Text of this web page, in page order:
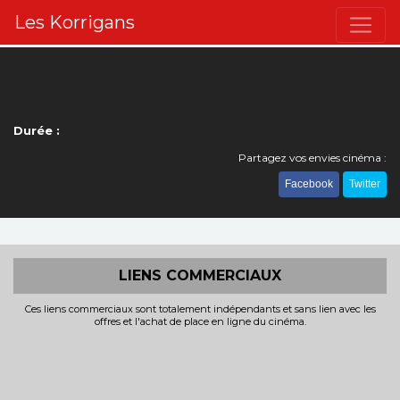
Les Korrigans
Durée :
Partagez vos envies cinéma :
Facebook Twitter
LIENS COMMERCIAUX
Ces liens commerciaux sont totalement indépendants et sans lien avec les
offres et l'achat de place en ligne du cinéma.